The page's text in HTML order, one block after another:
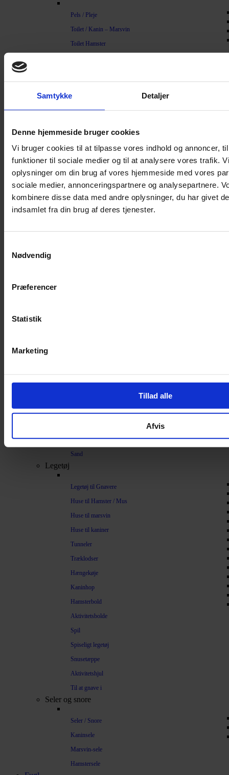
Samtykke Detaljer
Denne hjemmeside bruger cookies
Vi bruger cookies til at tilpasse vores indhold og annoncer,
funktioner til sociale medier og til at analysere vores trafik.
oplysninger om din brug af vores hjemmeside med vores
sociale medier, annonceringspartnere og analysepartnere.
kombinere disse data med andre oplysninger, du har givet
indsamlet fra din brug af deres tjenester.
Nødvendig
Præferencer
Statistik
Marketing
Tillad alle
Afvis
Pels / Pleje
Toilet / Kanin – Marsvin
Toilet Hamster
Bure
Kaninbur
Rottebur
Marsvinebur
Løbegård
Overdækning løbegård
Indretning til bure
Bark
Spelt
Vat
Sand
Legetøj
Legetøj til Gnavere
Huse til Hamster / Mus
Huse til marsvin
Huse til kaniner
Tunneler
Træklodser
Hængekøje
Kaninhop
Hamsterbold
Aktivitetsbolde
Spil
Spiseligt legetøj
Snusetæppe
Aktivitetshjul
Til at gnave i
Seler og snore
Seler / Snore
Kaninsele
Marsvin-sele
Hamstersele